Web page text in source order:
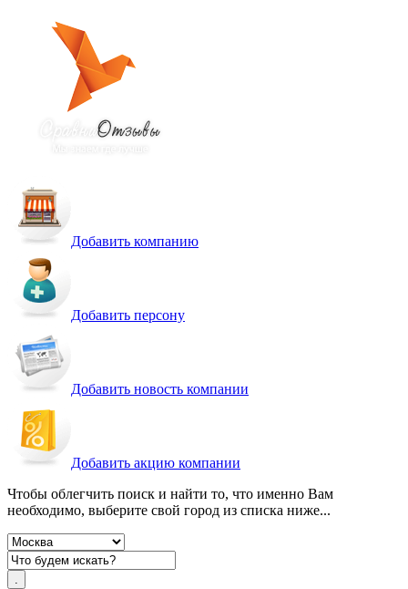
Добавить компанию
Добавить персону
Добавить новость компании
Добавить акцию компании
Чтобы облегчить поиск и найти то, что именно Вам
необходимо, выберите свой город из списка ниже...